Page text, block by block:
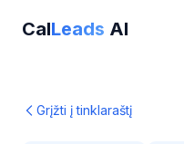
CalLeads AI
Grįžti į tinklaraštį